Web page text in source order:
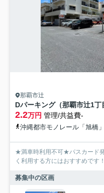
那覇市辻
Dパーキング（那覇市辻1丁
2.2万円 管理/共益費-
沖縄都市モノレール「旭橋
★満車時利用不可★パスカード
く利用する方にはおすすめです！
募集中の区画